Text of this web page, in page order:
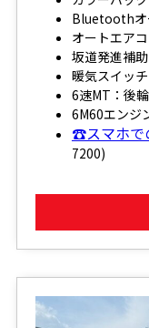
Bluetoothオ
オートエア
坂道発進補
暖気スイッ
6速MT：後
6M60エンジ
☎スマホで
7200)